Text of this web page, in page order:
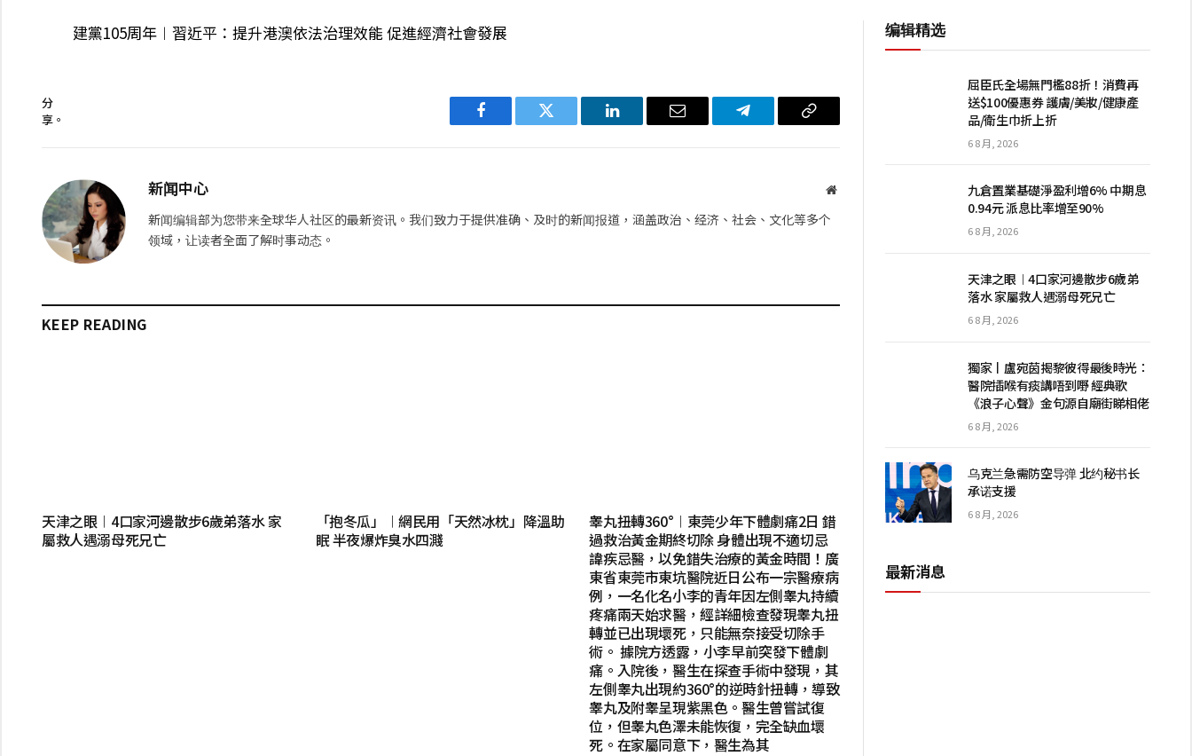
建黨105周年︱習近平：提升港澳依法治理效能 促進經濟社會發展
分
享。
Facebook Twitter LinkedIn 电
Telegram 复
新闻中心
网
新闻编辑部为您带来全球华人社区的最新资讯。我们致力于提供准确、及时的新闻报道，涵盖政治、经济、社会、文化等多个
领域，让读者全面了解时事动态。
KEEP READING
天津之眼︱4口家河邊散步6歲弟落水 家
屬救人遇溺母死兄亡
「抱冬瓜」︱網民用「天然冰枕」降溫助
眠 半夜爆炸臭水四濺
睾丸扭轉360°︱東莞少年下體劇痛2日 錯
過救治黃金期終切除 身體出現不適切忌
諱疾忌醫，以免錯失治療的黃金時間！廣
東省東莞市東坑醫院近日公布一宗醫療病
例，一名化名小李的青年因左側睾丸持續
疼痛兩天始求醫，經詳細檢查發現睾丸扭
轉並已出現壞死，只能無奈接受切除手
術。 據院方透露，小李早前突發下體劇
痛。入院後，醫生在探查手術中發現，其
左側睾丸出現約360°的逆時針扭轉，導致
睾丸及附睾呈現紫黑色。醫生曾嘗試復
位，但睾丸色澤未能恢復，完全缺血壞
死。在家屬同意下，醫生為其
编辑精选
屈臣氏全場無門檻88折！消費再
送$100優惠券 護膚/美妝/健康產
品/衛生巾折上折
6 8 月, 2026
九倉置業基礎淨盈利增6% 中期息
0.94元 派息比率增至90%
6 8 月, 2026
天津之眼︱4口家河邊散步6歲弟
落水 家屬救人遇溺母死兄亡
6 8 月, 2026
獨家丨盧宛茵揭黎彼得最後時光：
醫院插喉有痰講唔到嘢 經典歌
《浪子心聲》金句源自廟街睇相佬
6 8 月, 2026
乌克兰急需防空导弹 北约秘书长
承诺支援
6 8 月, 2026
最新消息